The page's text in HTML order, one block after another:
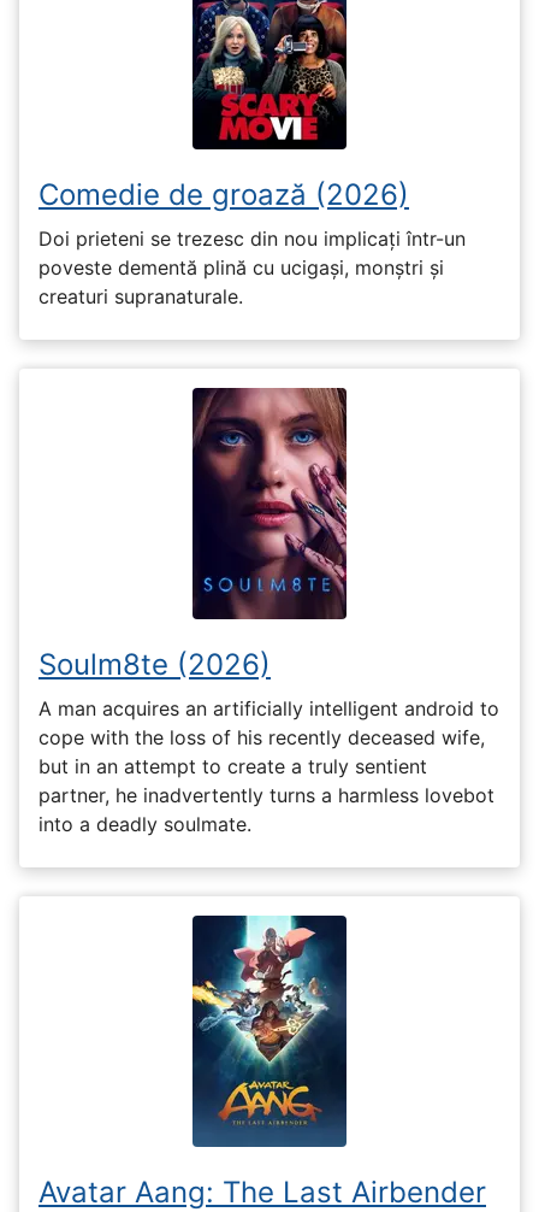
Comedie de groază (2026)
Doi prieteni se trezesc din nou implicați într-un
poveste dementă plină cu ucigași, monștri și
creaturi supranaturale.
Soulm8te (2026)
A man acquires an artificially intelligent android to
cope with the loss of his recently deceased wife,
but in an attempt to create a truly sentient
partner, he inadvertently turns a harmless lovebot
into a deadly soulmate.
Avatar Aang: The Last Airbender